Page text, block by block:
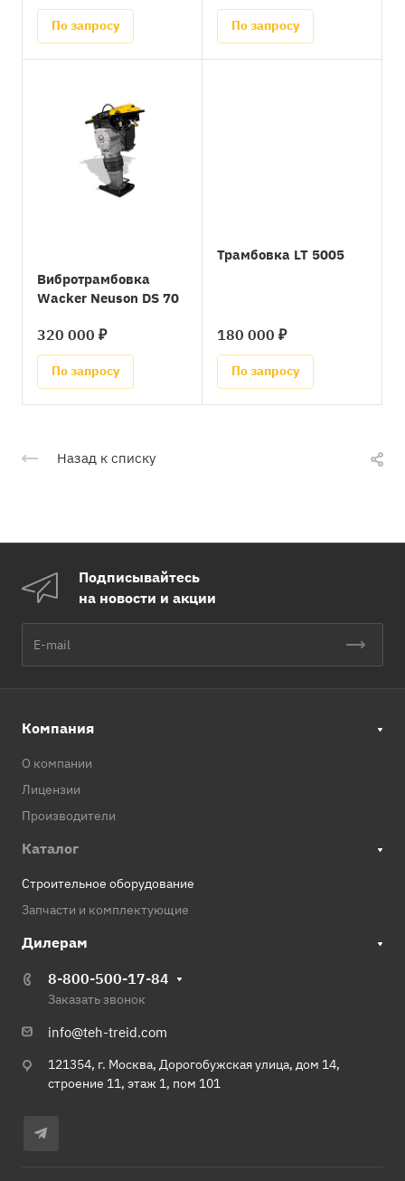
По запросу По запросу
Вибротрамбовка
Wacker Neuson DS 70
320 000 ₽
По запросу
Трамбовка LT 5005
180 000 ₽
По запросу
Назад к списку
Подписывайтесь
на новости и акции
Компания
О компании
Лицензии
Производители
Каталог
Строительное оборудование
Запчасти и комплектующие
Дилерам
8-800-500-17-84
Заказать звонок
info@teh-treid.com
121354, г. Москва, Дорогобужская улица, дом 14,
строение 11, этаж 1, пом 101